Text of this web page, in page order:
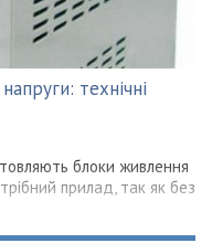
технічні
блоки живлення
прилад, так як без